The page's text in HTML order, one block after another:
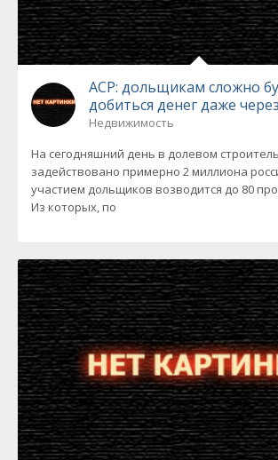
АСР: дольщикам сложно
добиться денег даже
Недвижимость
На сегодняшний день в долевом
задействовано примерно 2 миллиона
участием дольщиков возводится до 80
Из которых, по